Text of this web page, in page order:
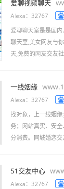
爱聊视频聊天
Alexa：32767
爱聊聊天室是是国
聊天室,美女网友与
天,免费的网友交友
一线姻缘
Alexa：32767
找对象，上一线姻
务；网站真实、安
分消费。同城婚恋
51交友中心
Alexa：32767